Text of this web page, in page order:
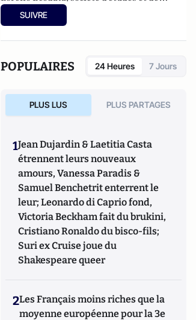
conseils en stratégies économiques.
SUIVRE
POPULAIRES 24 Heures 7 Jours
PLUS LUS PLUS PARTAGES
1Jean Dujardin & Laetitia Casta
étrennent leurs nouveaux
amours, Vanessa Paradis &
Samuel Benchetrit enterrent le
leur; Leonardo di Caprio fond,
Victoria Beckham fait du brukini,
Cristiano Ronaldo du bisco-fils;
Suri ex Cruise joue du
Shakespeare queer
2Les Français moins riches que la
moyenne européenne pour la 3e